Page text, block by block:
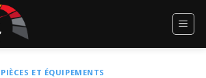
PIÈCES ET ÉQUIPEMENTS